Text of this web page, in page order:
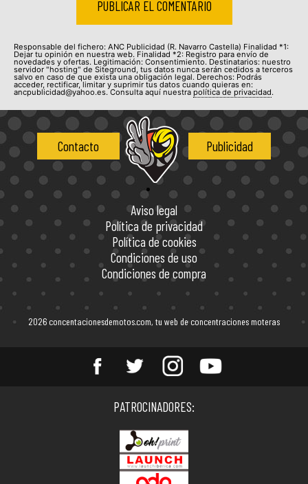
Responsable del fichero: ANC Publicidad (R. Navarro Castella) Finalidad *1:
Dejar tu opinión en nuestra web. Finalidad *2: Registro para envío de
novedades y ofertas. Legitimación: Consentimiento. Destinatarios: nuestro
servidor "hosting" de Siteground, tus datos nunca serán cedidos a terceros
salvo en caso de que exista una obligación legal. Derechos: Podrás
acceder, rectificar, limitar y suprimir tus datos cuando quieras en:
ancpublicidad@yahoo.es. Consulta aquí nuestra política de privacidad.
Contacto Publicidad
Aviso legal
Política de privacidad
Política de cookies
Condiciones de uso
Condiciones de compra
2026 concentacionesdemotos.com, tu web de concentraciones moteras
PATROCINADORES:
concentraciones de motos en
España